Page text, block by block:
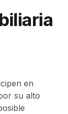
en
su alto